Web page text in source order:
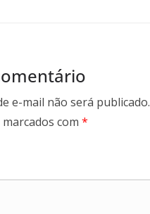
e-mail não será publicado.
com *